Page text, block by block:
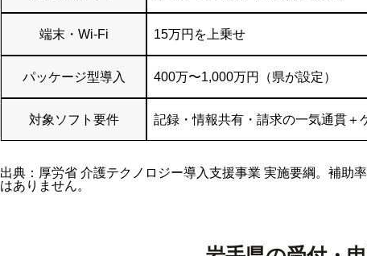
端末・Wi-Fi 15万円を上乗せ
パッケージ型導入 400万〜1,000万円（県が設定）
対象ソフト要件 記録・情報共有・請求の一気通貫＋
出典：厚労省 介護テクノロジー導入支援事業 実施要綱。補助
はありません。